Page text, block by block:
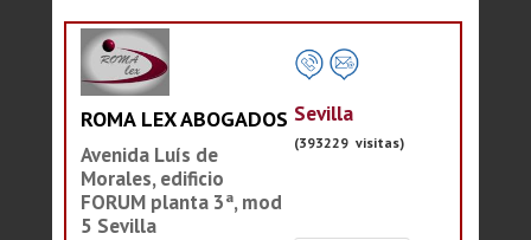
ROMA LEX ABOGADOS
Avenida Luís de
Morales, edificio
FORUM planta 3ª, mod
5 Sevilla
Sevilla
(393229 visitas)